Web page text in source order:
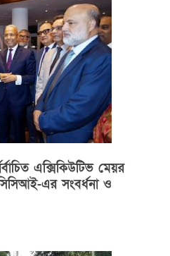
এক্সিকিউটিভ মেয়র
এর সংবর্ধনা ও